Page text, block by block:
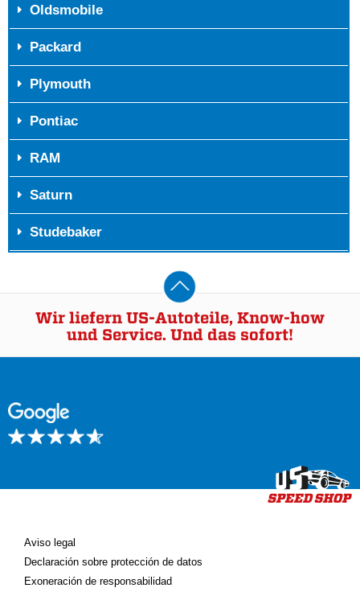
Oldsmobile
Packard
Plymouth
Pontiac
RAM
Saturn
Studebaker
Wir liefern US-Autoteile, Know-how
und Service. Und das sofort!
Aviso legal
Declaración sobre protección de datos
Exoneración de responsabilidad